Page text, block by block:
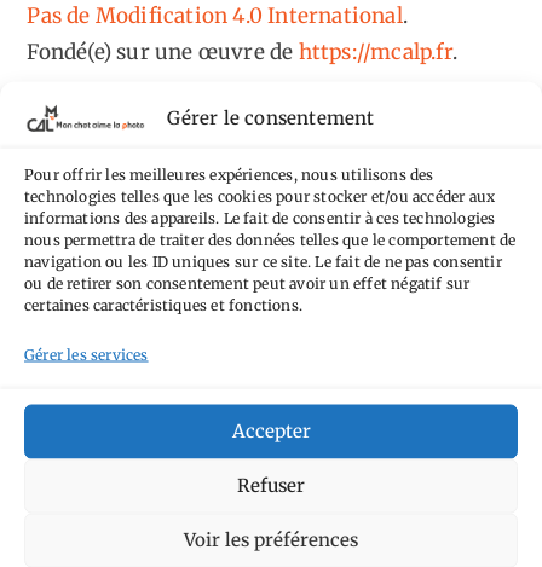
Gérer le consentement
Pour offrir les meilleures expériences, nous utilisons des
technologies telles que les cookies pour stocker et/ou accéder aux
informations des appareils. Le fait de consentir à ces technologies
nous permettra de traiter des données telles que le comportement de
navigation ou les ID uniques sur ce site. Le fait de ne pas consentir
ou de retirer son consentement peut avoir un effet négatif sur
certaines caractéristiques et fonctions.
Gérer les services
Accepter
Refuser
Voir les préférences
Pas de Modification 4.0 International.
Fondé(e) sur une œuvre de https://mcalp.fr.
Tags
Ailleurs Aimez-vous bordelAllemagne Andorre
Anti tourisme
perchéCircuit
Academy JaponJournées
du patrimoineLa DéfenseNormandieNorvège
Olympus OM-D E-M5
Paris